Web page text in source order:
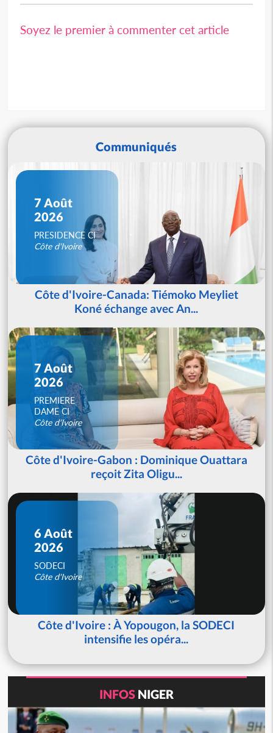
Soyez le premier à commenter cet article
Communiqués
7 Août
2026
PRESIDENCE CI
Côte d'Ivoire
Côte d'Ivoire-Canada: Tiémoko Meyliet
Koné échange avec An...
7 Août
2026
PREMIERE
DAME CI
Côte d'Ivoire
Côte d'Ivoire-Gabon : Dominique Ouattara
reçoit Zita Oligu...
6 Août
2026
SODECI
Côte d'Ivoire
Côte d'Ivoire : À Yopougon, la SODECI
intensifie les opéra...
INFOS NIGER